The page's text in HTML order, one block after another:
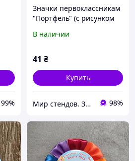
99%
Значки первоклассникам
"Портфель" (с рисунком
В наличии
41 ₴
Купить
Мир стендов. Значки, часы, магниты, детские товары и сувениры 98%